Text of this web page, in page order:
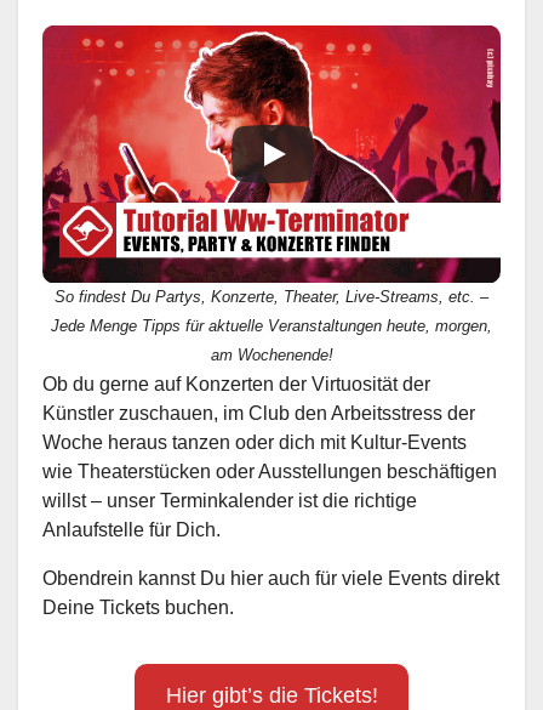
So findest Du Partys, Konzerte, Theater, Live-Streams, etc. –
Jede Menge Tipps für aktuelle Veranstaltungen heute, morgen,
am Wochenende!
Ob du gerne auf Konzerten der Virtuosität der
Künstler zuschauen, im Club den Arbeitsstress der
Woche heraus tanzen oder dich mit Kultur-Events
wie Theaterstücken oder Ausstellungen beschäftigen
willst – unser Terminkalender ist die richtige
Anlaufstelle für Dich.
Obendrein kannst Du hier auch für viele Events direkt
Deine Tickets buchen.
Hier gibt’s die Tickets!